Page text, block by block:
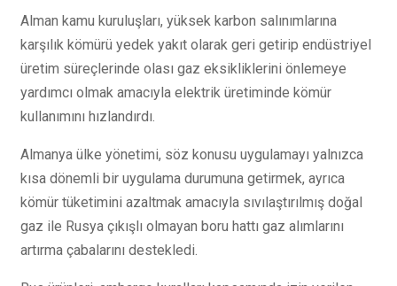
Alman kamu kuruluşları, yüksek karbon salınımlarına
karşılık kömürü yedek yakıt olarak geri getirip endüstriyel
üretim süreçlerinde olası gaz eksikliklerini önlemeye
yardımcı olmak amacıyla elektrik üretiminde kömür
kullanımını hızlandırdı.
Almanya ülke yönetimi, söz konusu uygulamayı yalnızca
kısa dönemli bir uygulama durumuna getirmek, ayrıca
kömür tüketimini azaltmak amacıyla sıvılaştırılmış doğal
gaz ile Rusya çıkışlı olmayan boru hattı gaz alımlarını
artırma çabalarını destekledi.